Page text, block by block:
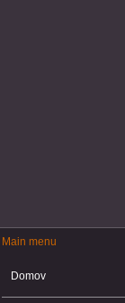
Main menu
Main menu
Domov